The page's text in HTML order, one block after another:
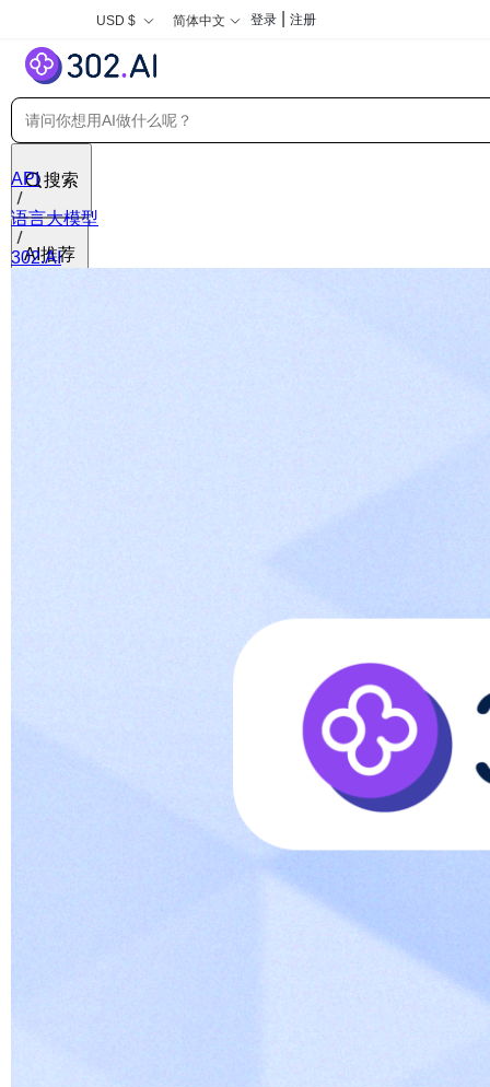
USD $ 简体中文 登录 注册
搜索
AI推荐
API
语言大模型
302.AI